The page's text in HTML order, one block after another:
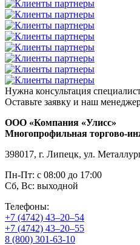
Нужна консультация
Оставьте заявку и наш
ООО «Компания «Улисс»
Многопрофильная торгово-
398017, г. Липецк, ул.
Пн-Пт: с 08:00 до 17:00
Сб, Вс: выходной
Телефоны:
+7 (4742) 43–20–54
+7 (4742) 43–20–55
8 (800) 301-63-10